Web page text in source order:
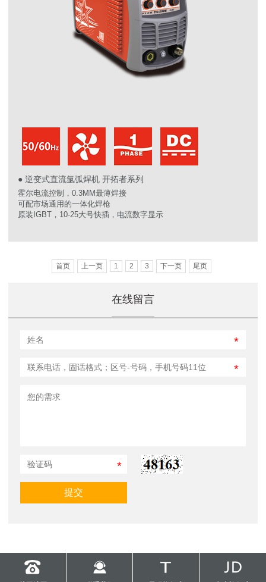
● 逆变式直流氩弧焊机 开拓者系列
霍尔电流控制，0.3MM最薄焊接
可配市场通用的一体化焊枪
原装IGBT，10-25大号快插，电流数字显示
首页 上一页 1 2 3 下一页 尾页
在线留言
*
*
*